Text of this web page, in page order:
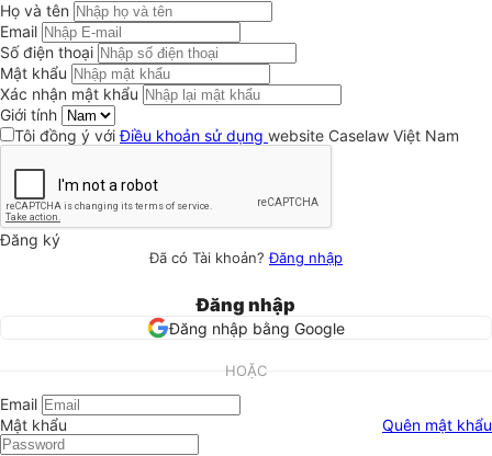
Họ và tên
Email
Số điện thoại
Mật khẩu
Xác nhận mật khẩu
Giới tính
Tôi đồng ý vớiĐiều khoản sử dụng website Caselaw Việt Nam
Đăng ký
Đã có Tài khoản?Đăng nhập
Đăng nhập
Đăng nhập bằng Google
HOẶC
Email
Mật khẩu
Quên mật khẩu